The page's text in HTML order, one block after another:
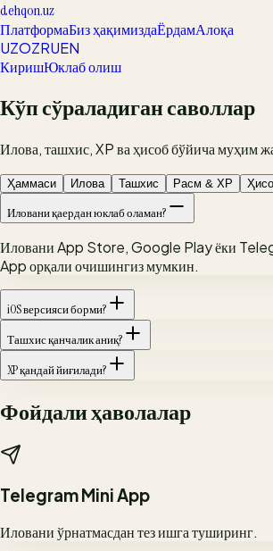
dehqon.uz
ПлатформаБиз ҳақимиздаЁрдамАлоқа
UZOZRUEN
КиришЮклаб олиш
Кўп сўраладиган саволлар
Илова, ташхис, XP ва ҳисоб бўйича муҳим
Ҳаммаси Илова Ташхис Расм & XP
Иловани қаердан юклаб оламан?
Иловани App Store, Google Play ёки
App орқали очишингиз мумкин.
iOS версияси борми?
Ташхис қанчалик аниқ?
XP қандай йиғилади?
Фойдали ҳаволалар
Telegram Mini App
Иловани ўрнатмасдан тез ишга туширинг.